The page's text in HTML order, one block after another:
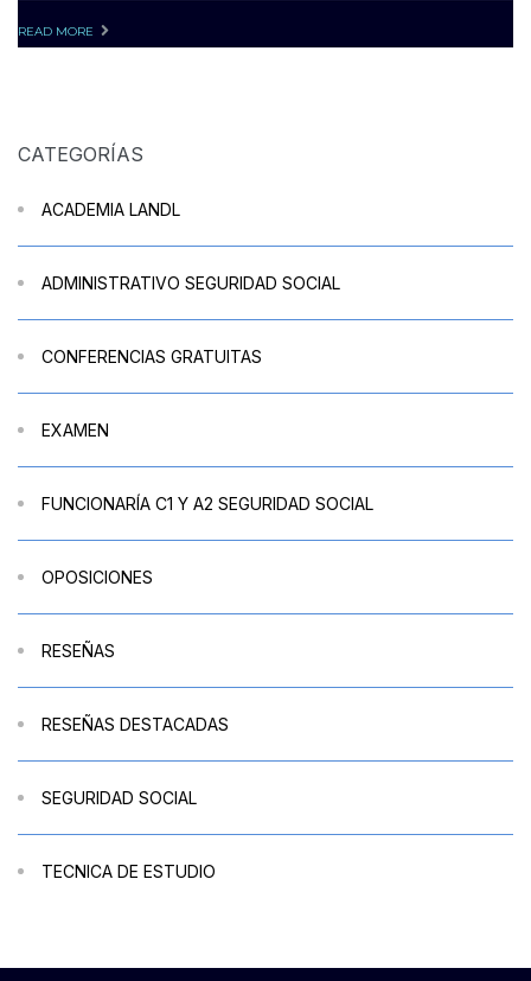
READ MORE
CATEGORÍAS
ACADEMIA LANDL
ADMINISTRATIVO SEGURIDAD SOCIAL
CONFERENCIAS GRATUITAS
EXAMEN
FUNCIONARÍA C1 Y A2 SEGURIDAD SOCIAL
OPOSICIONES
RESEÑAS
RESEÑAS DESTACADAS
SEGURIDAD SOCIAL
TECNICA DE ESTUDIO